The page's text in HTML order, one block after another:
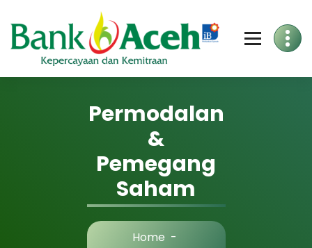
Permodalan
&
Pemegang
Saham
Home -